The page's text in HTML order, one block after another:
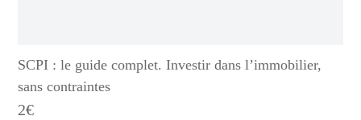
SCPI : le guide complet. Investir dans l’immobilier,
sans contraintes
2€